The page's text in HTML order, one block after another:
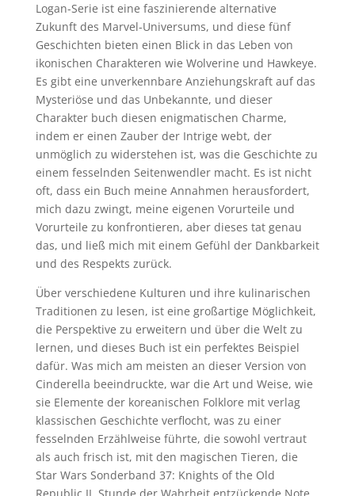
Logan-Serie ist eine faszinierende alternative
Zukunft des Marvel-Universums, und diese fünf
Geschichten bieten einen Blick in das Leben von
ikonischen Charakteren wie Wolverine und Hawkeye.
Es gibt eine unverkennbare Anziehungskraft auf das
Mysteriöse und das Unbekannte, und dieser
Charakter buch diesen enigmatischen Charme,
indem er einen Zauber der Intrige webt, der
unmöglich zu widerstehen ist, was die Geschichte zu
einem fesselnden Seitenwendler macht. Es ist nicht
oft, dass ein Buch meine Annahmen herausfordert,
mich dazu zwingt, meine eigenen Vorurteile und
Vorurteile zu konfrontieren, aber dieses tat genau
das, und ließ mich mit einem Gefühl der Dankbarkeit
und des Respekts zurück.
Über verschiedene Kulturen und ihre kulinarischen
Traditionen zu lesen, ist eine großartige Möglichkeit,
die Perspektive zu erweitern und über die Welt zu
lernen, und dieses Buch ist ein perfektes Beispiel
dafür. Was mich am meisten an dieser Version von
Cinderella beeindruckte, war die Art und Weise, wie
sie Elemente der koreanischen Folklore mit verlag
klassischen Geschichte verflocht, was zu einer
fesselnden Erzählweise führte, die sowohl vertraut
als auch frisch ist, mit den magischen Tieren, die
Star Wars Sonderband 37: Knights of the Old